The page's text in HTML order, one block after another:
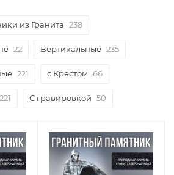
из Гранита 238
22 Вертикальные 235
221 с Крестом 66
221 С гравировкой 50